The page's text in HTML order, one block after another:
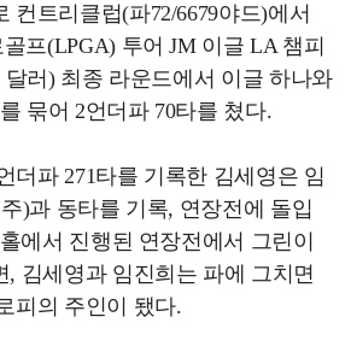
컨트리클럽(파72/6679야드)에서
프(LPGA) 투어 JM 이글 LA 챔피
달러) 최종 라운드에서 이글 하나와
묶어 2언더파 70타를 쳤다.
더파 271타를 기록한 김세영은 임
)과 동타를 기록, 연장전에 돌입
에서 진행된 연장전에서 그린이
, 김세영과 임진희는 파에 그치면
피의 주인이 됐다.